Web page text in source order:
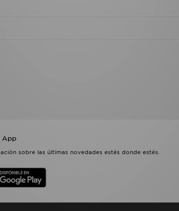
App
sobre las últimas novedades estés donde estés.